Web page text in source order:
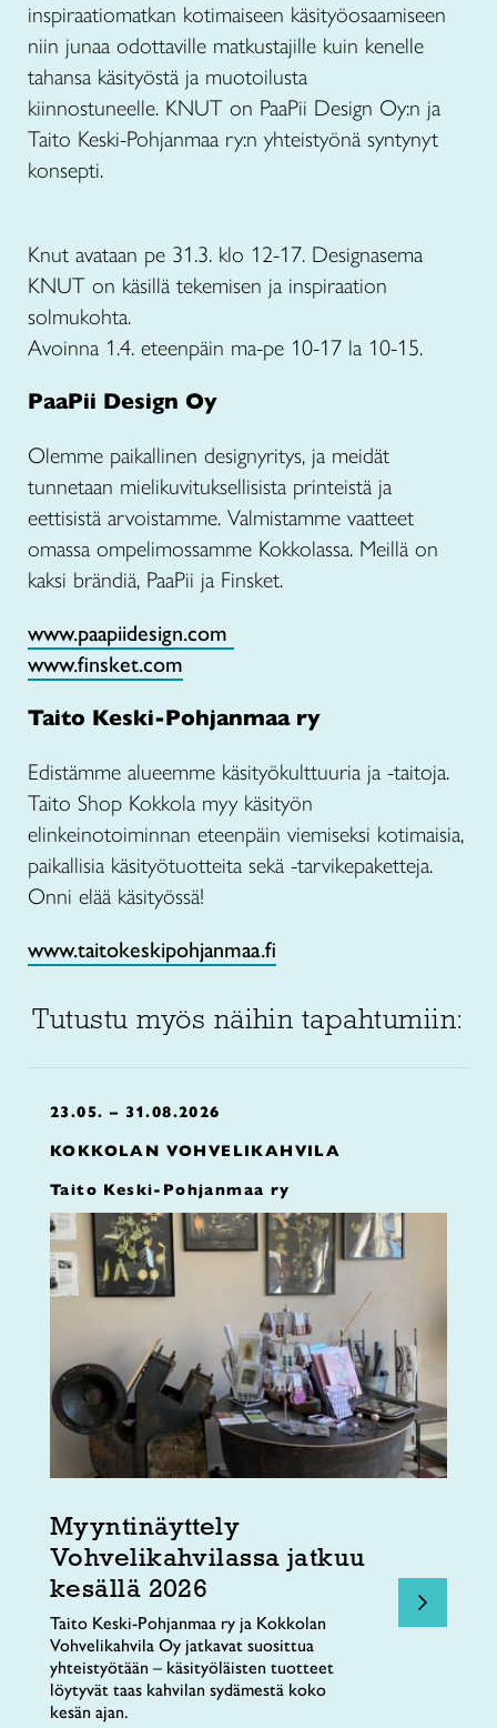
inspiraatiomatkan kotimaiseen käsityöosaamiseen
niin junaa odottaville matkustajille kuin kenelle
tahansa käsityöstä ja muotoilusta
kiinnostuneelle. KNUT on PaaPii Design Oy:n ja
Taito Keski-Pohjanmaa ry:n yhteistyönä syntynyt
konsepti.
Knut avataan pe 31.3. klo 12-17. Designasema
KNUT on käsillä tekemisen ja inspiraation
solmukohta.
Avoinna 1.4. eteenpäin ma-pe 10-17 la 10-15.
PaaPii Design Oy
Olemme paikallinen designyritys, ja meidät
tunnetaan mielikuvituksellisista printeistä ja
eettisistä arvoistamme. Valmistamme vaatteet
omassa ompelimossamme Kokkolassa. Meillä on
kaksi brändiä, PaaPii ja Finsket.
www.paapiidesign.com
www.finsket.com
Taito Keski-Pohjanmaa ry
Edistämme alueemme käsityökulttuuria ja -taitoja.
Taito Shop Kokkola myy käsityön
elinkeinotoiminnan eteenpäin viemiseksi kotimaisia,
paikallisia käsityötuotteita sekä -tarvikepaketteja.
Onni elää käsityössä!
www.taitokeskipohjanmaa.fi
Tutustu myös näihin tapahtumiin:
23.05. – 31.08.2026
KOKKOLAN VOHVELIKAHVILA
Taito Keski-Pohjanmaa ry
Myyntinäyttely
Vohvelikahvilassa jatkuu
kesällä 2026
Taito Keski-Pohjanmaa ry ja Kokkolan
Vohvelikahvila Oy jatkavat suosittua
yhteistyötään – käsityöläisten tuotteet
löytyvät taas kahvilan sydämestä koko
kesän ajan.